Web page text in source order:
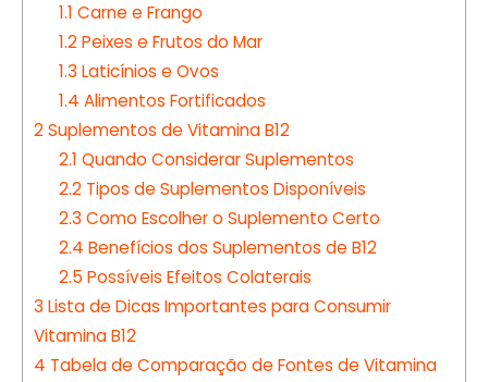
1.1 Carne e Frango
1.2Peixes e Frutos do Mar
1.3 Laticínios e Ovos
1.4 Alimentos Fortificados
2Suplementos de Vitamina B12
2.1 Quando Considerar Suplementos
2.2Tipos de Suplementos Disponíveis
2.3 Como Escolher o Suplemento Certo
2.4 Benefícios dos Suplementos de B12
2.5 Possíveis Efeitos Colaterais
3 Lista de Dicas Importantes para Consumir
Vitamina B12
4 Tabela de Comparação de Fontes de Vitamina